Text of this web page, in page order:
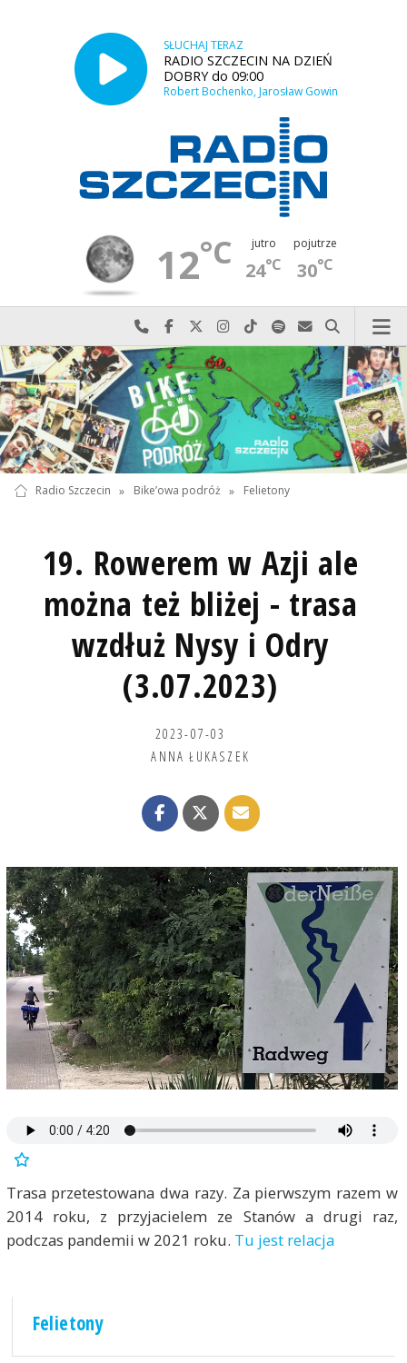
SŁUCHAJ TERAZ
RADIO SZCZECIN NA DZIEŃ
DOBRY do 09:00
Robert Bochenko, Jarosław Gowin
12°C jutro
24°C
pojutrze
30°C
Najlepiej po prostu do nas zadzwoń
Odwiedź nas na Facebook-u
Odwiedź nas na X
Odwiedź nas na Instagram-ie
Odwiedź nas na TikTok-u
Szukaj nas na Spotify
Wyślij do nas
Szukaj
Radio Szczecin » Bike’owa podróż » Felietony
19. Rowerem w Azji ale
można też bliżej - trasa
wzdłuż Nysy i Odry
(3.07.2023)
2023-07-03
ANNA ŁUKASZEK
Trasa przetestowana dwa razy. Za pierwszym razem w
2014 roku, z przyjacielem ze Stanów a drugi raz,
podczas pandemii w 2021 roku. Tu jest relacja
Felietony